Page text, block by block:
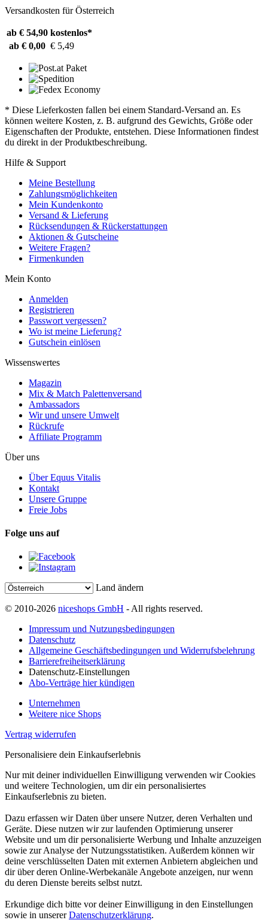
Versandkosten für Österreich
ab € 54,90 kostenlos*
ab € 0,00 € 5,49
* Diese Lieferkosten fallen bei einem Standard-Versand an. Es
können weitere Kosten, z. B. aufgrund des Gewichts, Größe oder
Eigenschaften der Produkte, entstehen. Diese Informationen findest
du direkt in der Produktbeschreibung.
Hilfe & Support
Meine Bestellung
Zahlungsmöglichkeiten
Mein Kundenkonto
Versand & Lieferung
Rücksendungen & Rückerstattungen
Aktionen & Gutscheine
Weitere Fragen?
Firmenkunden
Mein Konto
Anmelden
Registrieren
Passwort vergessen?
Wo ist meine Lieferung?
Gutschein einlösen
Wissenswertes
Magazin
Mix & Match Palettenversand
Ambassadors
Wir und unsere Umwelt
Rückrufe
Affiliate Programm
Über uns
Über Equus Vitalis
Kontakt
Unsere Gruppe
Freie Jobs
Folge uns auf
Land ändern
© 2010-2026 niceshops GmbH - All rights reserved.
Impressum und Nutzungsbedingungen
Datenschutz
Allgemeine Geschäftsbedingungen und Widerrufsbelehrung
Barrierefreiheitserklärung
Datenschutz-Einstellungen
Abo-Verträge hier kündigen
Unternehmen
Weitere nice Shops
Vertrag widerrufen
Personalisiere dein Einkaufserlebnis
Nur mit deiner individuellen Einwilligung verwenden wir Cookies
und weitere Technologien, um dir ein personalisiertes
Einkaufserlebnis zu bieten.
Dazu erfassen wir Daten über unsere Nutzer, deren Verhalten und
Geräte. Diese nutzen wir zur laufenden Optimierung unserer
Website und um dir personalisierte Werbung und Inhalte anzuzeigen
sowie zur Analyse der Nutzungsstatistiken. Außerdem können wir
deine verschlüsselten Daten mit externen Anbietern abgleichen und
dir über deren Online-Werbekanäle Angebote anzeigen, nur wenn
du deren Dienste bereits selbst nutzt.
Erkundige dich bitte vor deiner Einwilligung in den Einstellungen
sowie in unsererDatenschutzerklärung.